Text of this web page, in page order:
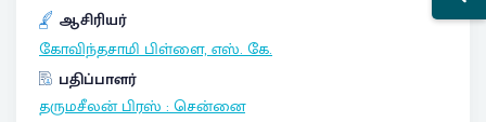
ஆசிரியர்
கோவிந்தசாமி பிள்ளை, எஸ். கே.
பதிப்பாளர்
தருமசீலன் பிரஸ்:சென்னை